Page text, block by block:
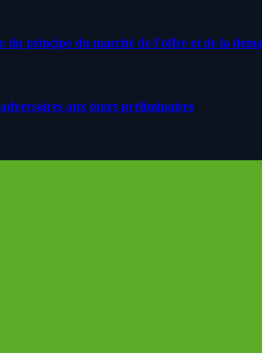
principe du marché de l’offre et de la
aux tours préliminaires